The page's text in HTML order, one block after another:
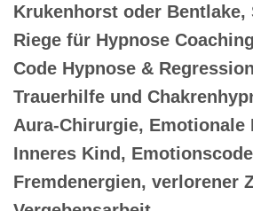
Krukenhorst oder Bentlake,
Riege für Hypnose
Code Hypnose &
Trauerhilfe und
Aura-Chirurgie, Emotionale
Inneres Kind,
Fremdenergien, verlorener